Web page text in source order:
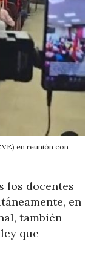
en reunión con
los docentes
en
también
que